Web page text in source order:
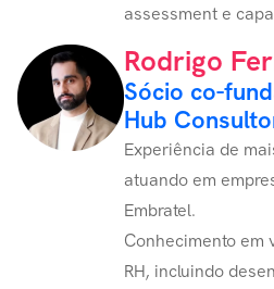
assessment e
Rodrigo
Sócio co-
Hub
Experiência de
atuando em
Embratel.
Conhecimento em
RH, incluindo